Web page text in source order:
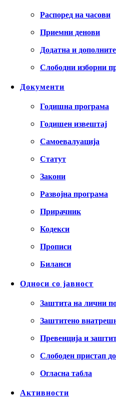
Распоред на часови
Приемни денови
Додатна и
Слободни изборни
Документи
Годишна програма
Годишен извештај
Самоевалуација
Статут
Закони
Развојна програма
Прирачник
Кодекси
Прописи
Биланси
Односи со јавност
Заштита на лични
Заштитено
Превенција и
Слободен пристап
Огласна табла
Активности